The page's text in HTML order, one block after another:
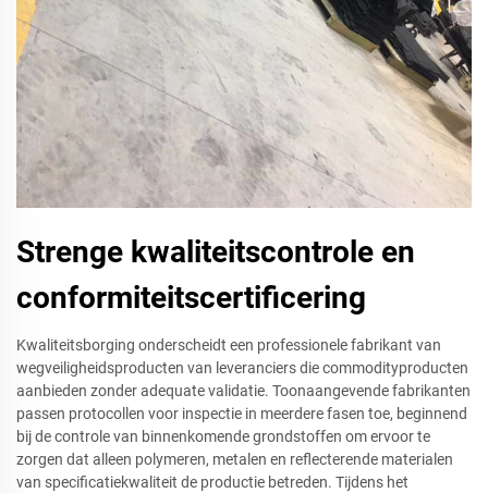
Strenge kwaliteitscontrole en
conformiteitscertificering
Kwaliteitsborging onderscheidt een professionele fabrikant van
wegveiligheidsproducten van leveranciers die commodityproducten
aanbieden zonder adequate validatie. Toonaangevende fabrikanten
passen protocollen voor inspectie in meerdere fasen toe, beginnend
bij de controle van binnenkomende grondstoffen om ervoor te
zorgen dat alleen polymeren, metalen en reflecterende materialen
van specificatiekwaliteit de productie betreden. Tijdens het